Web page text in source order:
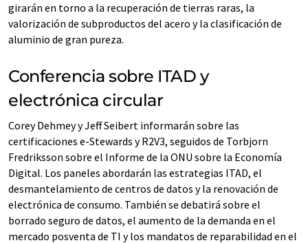
girarán en torno a la recuperación de tierras raras, la
valorización de subproductos del acero y la clasificación de
aluminio de gran pureza.
Conferencia sobre ITAD y
electrónica circular
Corey Dehmey y Jeff Seibert informarán sobre las
certificaciones e-Stewards y R2V3, seguidos de Torbjorn
Fredriksson sobre el Informe de la ONU sobre la Economía
Digital. Los paneles abordarán las estrategias ITAD, el
desmantelamiento de centros de datos y la renovación de
electrónica de consumo. También se debatirá sobre el
borrado seguro de datos, el aumento de la demanda en el
mercado posventa de TI y los mandatos de reparabilidad en el